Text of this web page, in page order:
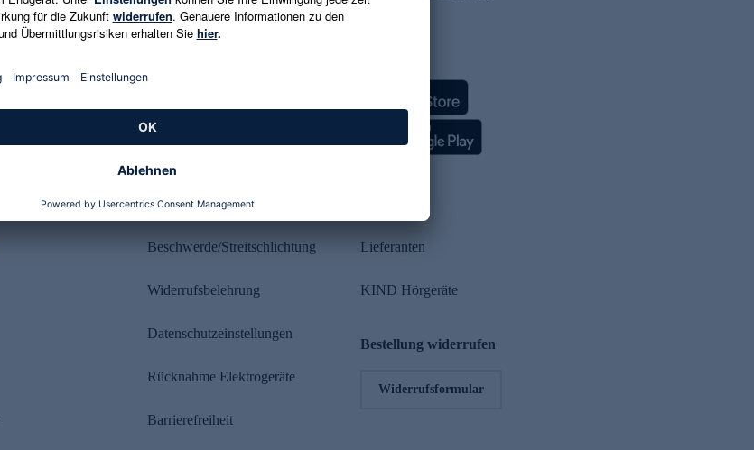
Rechtliches
Beschwerde/Streitschlichtung
Widerrufsbelehrung
Datenschutzeinstellungen
Rücknahme Elektrogeräte
Barrierefreiheit
Lieferanten
KIND Hörgeräte
Bestellung widerrufen
Widerrufsformular